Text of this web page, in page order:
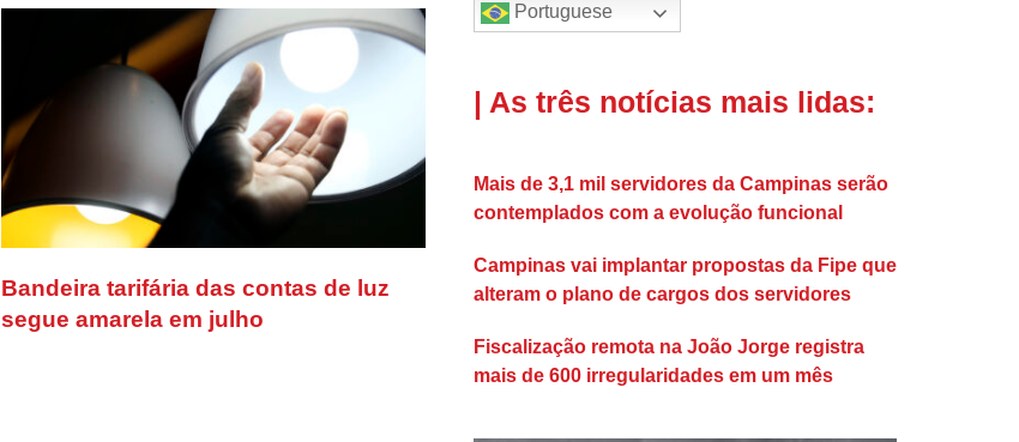
Bandeira tarifária das contas de luz
segue amarela em julho
Portuguese
| As três notícias mais lidas:
Mais de 3,1 mil servidores da Campinas serão
contemplados com a evolução funcional
Campinas vai implantar propostas da Fipe que
alteram o plano de cargos dos servidores
Fiscalização remota na João Jorge registra
mais de 600 irregularidades em um mês